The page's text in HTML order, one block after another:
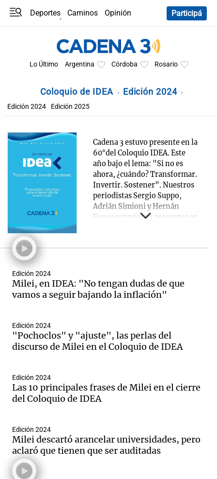
Deportes Caminos
Opinión
Participá
Lo Último Argentina Córdoba Rosario
Coloquio de IDEA Edición 2024
Edición 2024 Edición 2025
Cadena 3 estuvo presente en la
60°del Coloquio IDEA. Este
año bajo el lema: "Si no es
ahora, ¿cuándo? Transformar.
Invertir. Sostener". Nuestros
periodistas Sergio Suppo,
Adrián Simioni y Hernán
Funes estuvieron presentes en
referentes de la industria.
especial como conductora del
evento.
Edición 2024
Milei, en IDEA: "No tengan dudas de que
vamos a seguir bajando la inflación"
Edición 2024
"Pochoclos" y "ajuste", las perlas del
discurso de Milei en el Coloquio de IDEA
Edición 2024
Las 10 principales frases de Milei en el cierre
del Coloquio de IDEA
Edición 2024
Milei descartó arancelar universidades, pero
aclaró que tienen que ser auditadas